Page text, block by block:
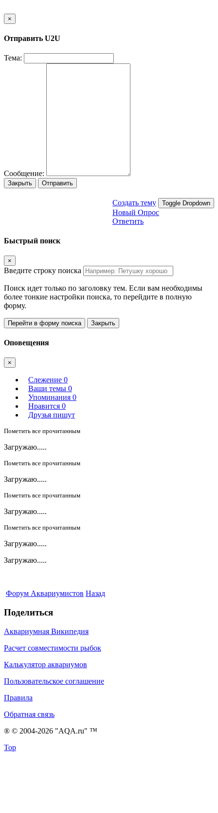
×
Отправить U2U
Тема:
Сообщение:
Закрыть Отправить
Создать тему Toggle Dropdown
Новый Опрос
Ответить
Быстрый поиск
×
Введите строку поиска
Поиск идет только по заголовку тем. Если вам необходимы
более тонкие настройки поиска, то перейдите в полную
форму.
Перейти в форму поиска Закрыть
Оповещения
×
Слежение 0
Ваши темы 0
Упоминания 0
Нравится 0
Друзья пишут
Пометить все прочитанным
Загружаю.....
Пометить все прочитанным
Загружаю.....
Пометить все прочитанным
Загружаю.....
Пометить все прочитанным
Загружаю.....
Загружаю.....
Форум Аквариумистов Назад
Поделиться
Аквариумная Википедия
Расчет совместимости рыбок
Калькулятор аквариумов
Пользовательское соглашение
Правила
Обратная связь
® © 2004-2026 "AQA.ru" ™
Top